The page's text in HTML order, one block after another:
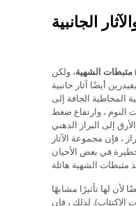
الجانبية
مثبطات الشهية، ولكن
أيضًا آثار جانبية
المخاطية الجافة إلى
النوم ، وارتفاع ضغط
إلى البراز الدهني
، فإن مجموعة الآثار
في بعض الأحيان
لأن لها تأثيرًا مشابهًا
الاكتئاب). لذلك ، فإن